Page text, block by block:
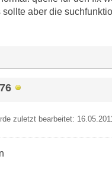
sollte aber die
zuletzt bearbeitet: